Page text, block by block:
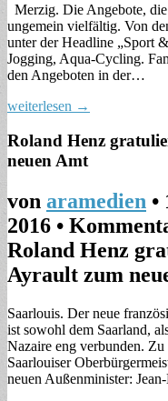
Merzig. Die Angebote,
ungemein vielfältig. Von
unter der Headline „Sport
Jogging, Aqua-Cycling.
den Angeboten in der…
weiterlesen →
Roland Henz
neuen Amt
von aramedien •
2016 •
Roland Henz
Ayrault zum
Saarlouis. Der neue
ist sowohl dem Saarland,
Nazaire eng verbunden.
Saarlouiser
neuen Außenminister: